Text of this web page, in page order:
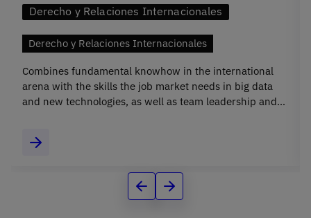
Derecho y Relaciones Internacionales
Derecho y Relaciones Internacionales
Combines fundamental knowhow in the international
arena with the skills the job market needs in big data
and new technologies, as well as team leadership and